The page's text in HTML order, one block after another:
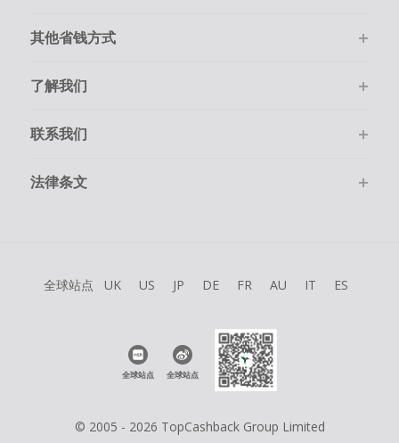
其他省钱方式
了解我们
联系我们
法律条文
全球站点 UK US JP DE FR AU IT ES
全球站点 全球站点
© 2005 - 2026 TopCashback Group Limited